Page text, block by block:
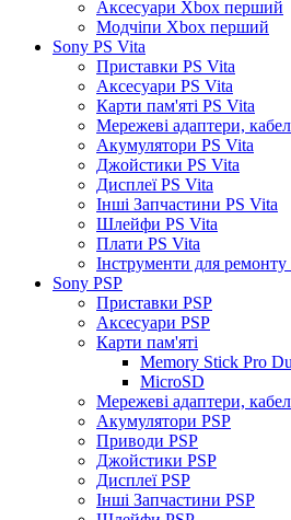
Аксесуари Xbox перший
Модчіпи Xbox перший
Sony PS Vita
Приставки PS Vita
Аксесуари PS Vita
Карти пам'яті PS Vita
Мережеві адаптери,
Акумулятори PS Vita
Джойстики PS Vita
Дисплеї PS Vita
Інші Запчастини PS Vita
Шлейфи PS Vita
Плати PS Vita
Інструменти для ремонту
Sony PSP
Приставки PSP
Аксесуари PSP
Карти пам'яті
Memory Stick Pro
MicroSD
Мережеві адаптери,
Акумулятори PSP
Приводи PSP
Джойстики PSP
Дисплеї PSP
Інші Запчастини PSP